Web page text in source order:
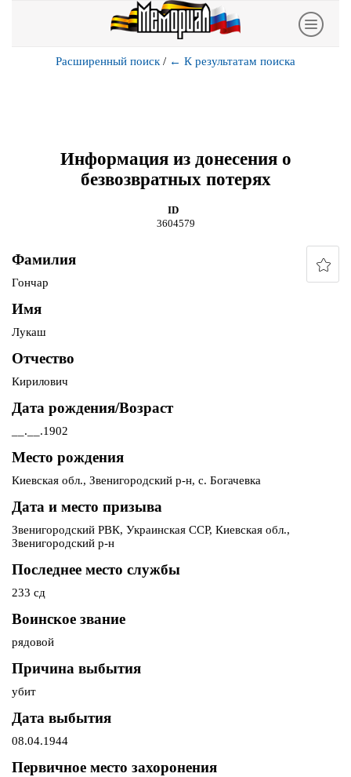
Расширенный поиск / ← К результатам поиска
Информация из донесения о
безвозвратных потерях
ID
3604579
Фамилия
Гончар
Имя
Лукаш
Отчество
Кирилович
Дата рождения/Возраст
__.__.1902
Место рождения
Киевская обл., Звенигородский р-н, с. Богачевка
Дата и место призыва
Звенигородский РВК, Украинская ССР, Киевская обл.,
Звенигородский р-н
Последнее место службы
233 сд
Воинское звание
рядовой
Причина выбытия
убит
Дата выбытия
08.04.1944
Первичное место захоронения